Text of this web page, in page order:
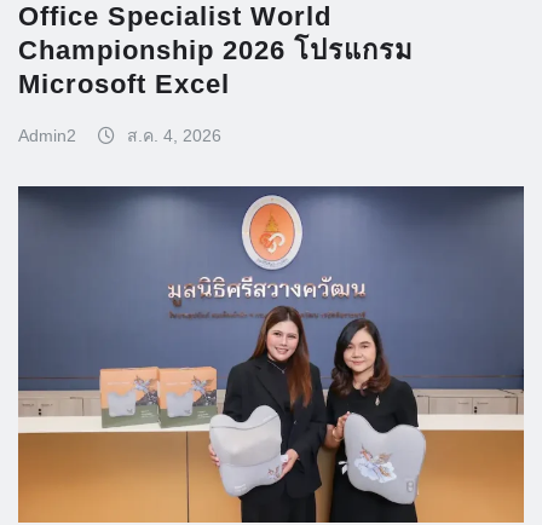
Office Specialist World
Championship 2026 โปรแกรม
Microsoft Excel
Admin2 ส.ค. 4, 2026